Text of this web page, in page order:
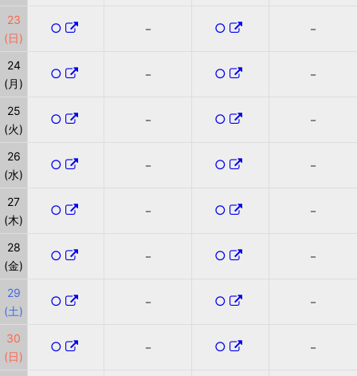
23
(日)
○ － ○ －
24
(月)
○ － ○ －
25
(火)
○ － ○ －
26
(水)
○ － ○ －
27
(木)
○ － ○ －
28
(金)
○ － ○ －
29
(土)
○ － ○ －
30
(日)
○ － ○ －